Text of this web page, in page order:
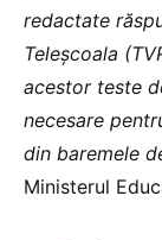
redactate
Teleșcoala
acestor teste
necesare
din baremele
Ministerul